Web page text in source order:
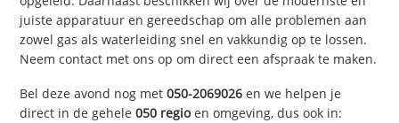
juiste apparatuur en gereedschap om alle problemen aan
zowel gas als waterleiding snel en vakkundig op te lossen.
Neem contact met ons op om direct een afspraak te maken.
Bel deze avond nog met050-2069026 en we helpen je
direct in de gehele050 regioen omgeving, dus ook in: